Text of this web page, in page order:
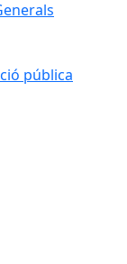
pública